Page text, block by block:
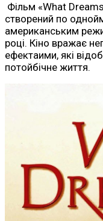
Фільм «What
створений по
американським
році. Кіно вражає
ефектаими, які
потойбічне життя.